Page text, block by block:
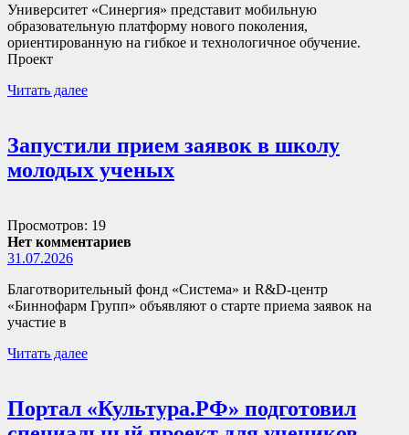
Университет «Синергия» представит мобильную
образовательную платформу нового поколения,
ориентированную на гибкое и технологичное обучение.
Проект
Читать далее
Запустили прием заявок в школу
молодых ученых
Просмотров: 19
Нет комментариев
31.07.2026
Благотворительный фонд «Система» и R&D-центр
«Биннофарм Групп» объявляют о старте приема заявок на
участие в
Читать далее
Портал «Культура.РФ» подготовил